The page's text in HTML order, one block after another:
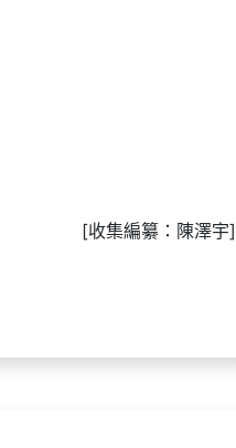
[收集編纂：陳澤宇]